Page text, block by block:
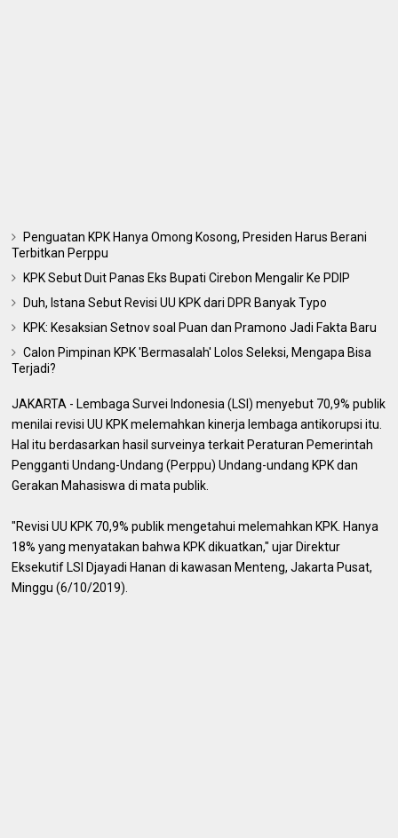
Penguatan KPK Hanya Omong Kosong, Presiden Harus Berani
Terbitkan Perppu
KPK Sebut Duit Panas Eks Bupati Cirebon Mengalir Ke PDIP
Duh, Istana Sebut Revisi UU KPK dari DPR Banyak Typo
KPK: Kesaksian Setnov soal Puan dan Pramono Jadi Fakta Baru
Calon Pimpinan KPK 'Bermasalah' Lolos Seleksi, Mengapa Bisa
Terjadi?
JAKARTA - Lembaga Survei Indonesia (LSI) menyebut 70,9% publik
menilai revisi UU KPK melemahkan kinerja lembaga antikorupsi itu.
Hal itu berdasarkan hasil surveinya terkait Peraturan Pemerintah
Pengganti Undang-Undang (Perppu) Undang-undang KPK dan
Gerakan Mahasiswa di mata publik.
"Revisi UU KPK 70,9% publik mengetahui melemahkan KPK. Hanya
18% yang menyatakan bahwa KPK dikuatkan," ujar Direktur
Eksekutif LSI Djayadi Hanan di kawasan Menteng, Jakarta Pusat,
Minggu (6/10/2019).